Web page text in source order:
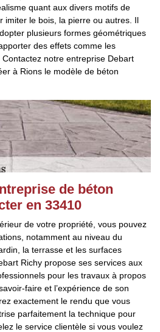
quant aux divers motifs de
imiter le bois, la pierre ou autres. Il
plusieurs formes géométriques
des effets comme les
notre entreprise Debart
à Rions le modèle de béton
de béton
en 33410
de votre propriété, vous pouvez
notamment au niveau du
la terrasse et les surfaces
Richy propose ses services aux
pour les travaux à propos
faire et l’expérience de son
exactement le rendu que vous
parfaitement la technique pour
le service clientèle si vous voulez